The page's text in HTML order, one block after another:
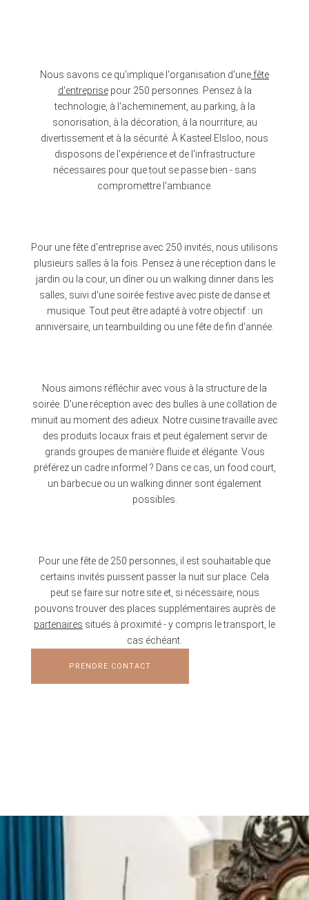
Nous savons ce qu'implique l'organisation d'une fête
d'entreprisepour 250 personnes. Pensez à la
technologie, à l'acheminement, au parking, à la
sonorisation, à la décoration, à la nourriture, au
divertissement et à la sécurité. À Kasteel Elsloo, nous
disposons de l'expérience et de l'infrastructure
nécessaires pour que tout se passe bien - sans
compromettre l'ambiance.
Pour une fête d'entreprise avec 250 invités, nous utilisons
plusieurs salles à la fois. Pensez à une réception dans le
jardin ou la cour, un dîner ou un walking dinner dans les
salles, suivi d'une soirée festive avec piste de danse et
musique. Tout peut être adapté à votre objectif : un
anniversaire, un teambuilding ou une fête de fin d'année.
Nous aimons réfléchir avec vous à la structure de la
soirée. D'une réception avec des bulles à une collation de
minuit au moment des adieux. Notre cuisine travaille avec
des produits locaux frais et peut également servir de
grands groupes de manière fluide et élégante. Vous
préférez un cadre informel ? Dans ce cas, un food court,
un barbecue ou un walking dinner sont également
possibles.
Pour une fête de 250 personnes, il est souhaitable que
certains invités puissent passer la nuit sur place. Cela
peut se faire sur notre site et, si nécessaire, nous
pouvons trouver des places supplémentaires auprès de
partenaires situés à proximité - y compris le transport, le
cas échéant.
PRENDRE CONTACT